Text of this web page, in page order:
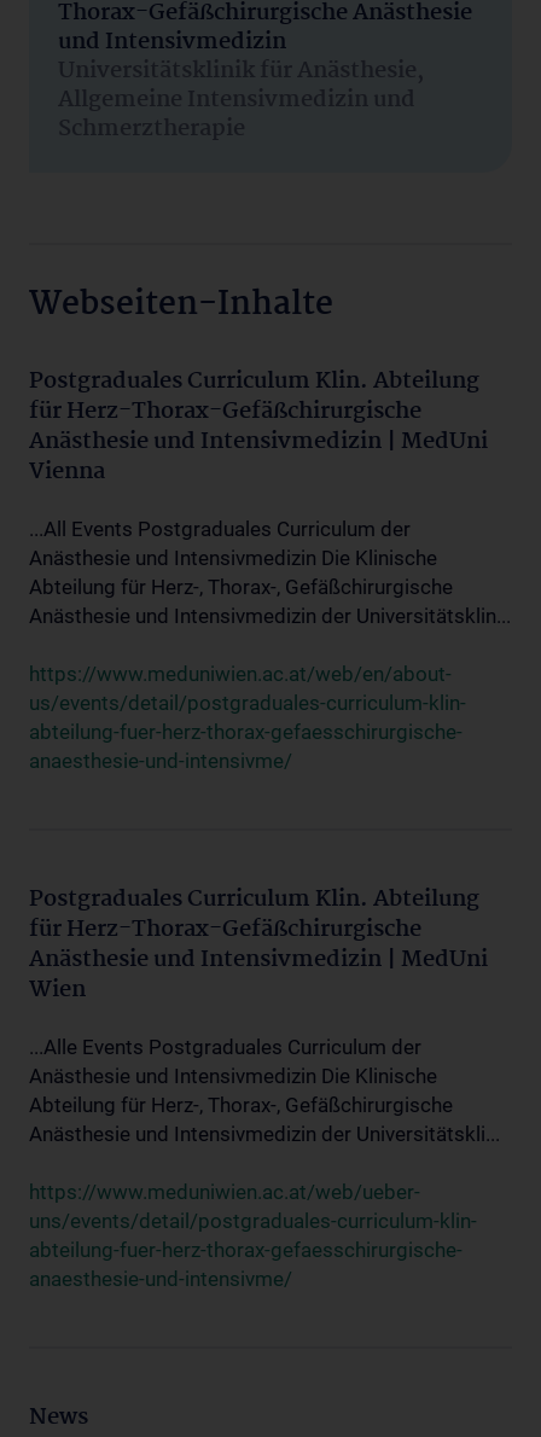
Thorax-Gefäßchirurgische Anästhesie
und Intensivmedizin
Universitätsklinik für Anästhesie,
Allgemeine Intensivmedizin und
Schmerztherapie
Webseiten-Inhalte
Postgraduales Curriculum Klin. Abteilung
für Herz-Thorax-Gefäßchirurgische
Anästhesie und Intensivmedizin | MedUni
Vienna
...All Events Postgraduales Curriculum der
Anästhesie und Intensivmedizin Die Klinische
Abteilung für Herz-, Thorax-, Gefäßchirurgische
Anästhesie und Intensivmedizin der Universitätsklin...
https://www.meduniwien.ac.at/web/en/about-
us/events/detail/postgraduales-curriculum-klin-
abteilung-fuer-herz-thorax-gefaesschirurgische-
anaesthesie-und-intensivme/
Postgraduales Curriculum Klin. Abteilung
für Herz-Thorax-Gefäßchirurgische
Anästhesie und Intensivmedizin | MedUni
Wien
...Alle Events Postgraduales Curriculum der
Anästhesie und Intensivmedizin Die Klinische
Abteilung für Herz-, Thorax-, Gefäßchirurgische
Anästhesie und Intensivmedizin der Universitätskli...
https://www.meduniwien.ac.at/web/ueber-
uns/events/detail/postgraduales-curriculum-klin-
abteilung-fuer-herz-thorax-gefaesschirurgische-
anaesthesie-und-intensivme/
News